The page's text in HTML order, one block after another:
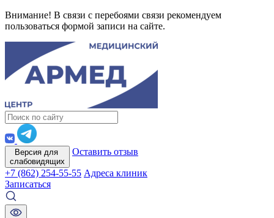
Внимание! В связи с перебоями связи рекомендуем
пользоваться формой записи на сайте.
Версия для
слабовидящих
Оставить отзыв
+7 (862) 254-55-55 Адреса клиник
Записаться